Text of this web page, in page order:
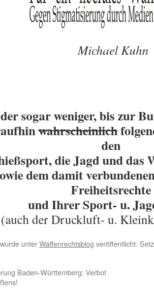
Michael Kuhn
sogar weniger, bis zur
wahrscheinlich
den
die Jagd und das
dem damit
Freiheitsrechte
und Ihrer Sport- u.
(auch der Druckluft- u.
unterWaffenrechtsblog veröffentlicht.
Baden-Württemberg: Verbot